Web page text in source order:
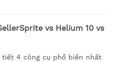
vs Helium 10 vs
tiết 4 công cụ phổ biến nhất